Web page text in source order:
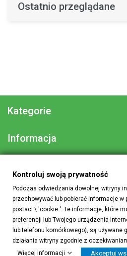
Ostatnio przeglądane
Kategorie
Informacja
Informacja o sklepie
Kontroluj swoją prywatność
Kontroluj swoją prywatność
Podczas odwiedzania dowolnej witryny
przechowywać lub pobierać informacje w
postaci \ 'cookie '. Te informacje, które
preferencji lub Twojego urządzenia
lub telefonu komórkowego), są używane
działania witryny zgodnie z
Więcej informacji
Akceptuj